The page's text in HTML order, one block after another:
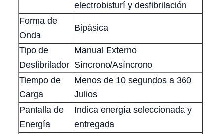
electrobisturí y desfibrilación
Forma de
Onda
Bipásica
Tipo de
Desfibrilador
Manual Externo
Síncrono/Asíncrono
Tiempo de
Carga
Menos de 10 segundos a 360
Julios
Pantalla de
Energía
Indica energía seleccionada y
entregada